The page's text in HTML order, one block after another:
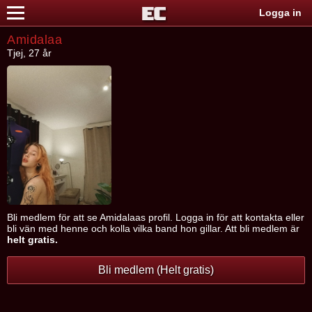
Logga in
Amidalaa
Tjej, 27 år
Bli medlem för att se Amidalaas profil. Logga in för att kontakta eller
bli vän med henne och kolla vilka band hon gillar. Att bli medlem är
helt gratis.
Bli medlem (Helt gratis)